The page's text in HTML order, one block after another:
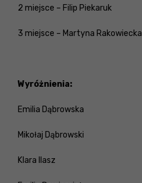
2 miejsce – Filip Piekaruk
3 miejsce – Martyna Rakowiecka
Wyróżnienia:
Emilia Dąbrowska
Mikołaj Dąbrowski
Klara Ilasz